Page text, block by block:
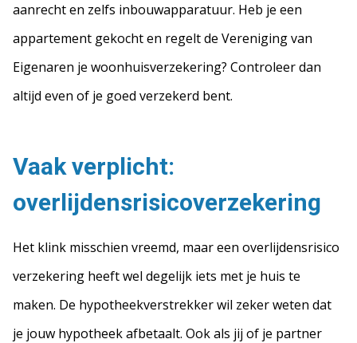
aanrecht en zelfs inbouwapparatuur. Heb je een
appartement gekocht en regelt de Vereniging van
Eigenaren je woonhuisverzekering? Controleer dan
altijd even of je goed verzekerd bent.
Vaak verplicht:
overlijdensrisicoverzekering
Het klink misschien vreemd, maar een overlijdensrisico
verzekering heeft wel degelijk iets met je huis te
maken. De hypotheekverstrekker wil zeker weten dat
je jouw hypotheek afbetaalt. Ook als jij of je partner